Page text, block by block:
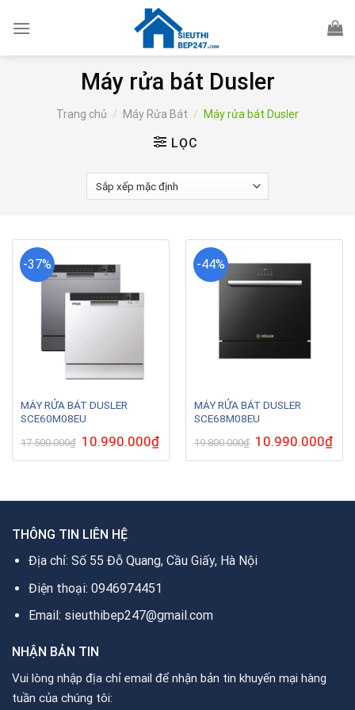
Máy rửa bát Dusler
Trang chủ / Máy Rửa Bát / Máy rửa bát Dusler
LỌC
-37%
MÁY RỬA BÁT DUSLER
SCE60M08EU
17.500.000₫ Giá
gốc
là:
10.990.000₫Giá
hiện
tại
-44%
MÁY RỬA BÁT DUSLER
SCE68M08EU
19.800.000₫ Giá
gốc
là:
10.990.000₫Giá
hiện
tại
THÔNG TIN LIÊN HỆ
Địa chỉ: Số 55 Đỗ Quang, Cầu Giấy, Hà Nội
Điện thoại: 0946974451
Email: sieuthibep247@gmail.com
NHẬN BẢN TIN
Vui lòng nhập địa chỉ email để nhận bản tin khuyến mại hàng
tuần của chúng tôi: